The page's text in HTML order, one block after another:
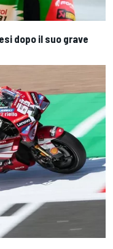
dopo il suo grave